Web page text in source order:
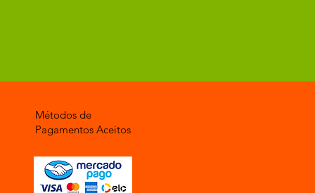
Métodos de
Pagamentos Aceitos